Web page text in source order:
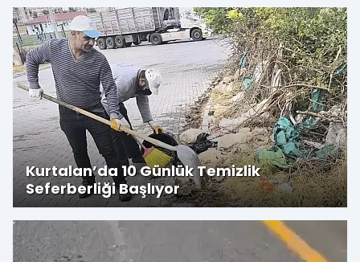
Kurtalan’da 10 Günlük Temizlik
Seferberliği Başlıyor